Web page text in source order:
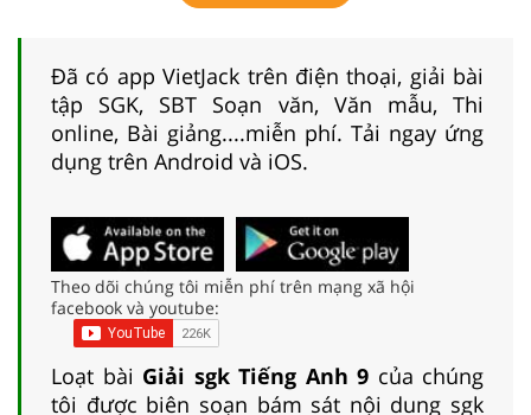
Đã có app VietJack trên điện thoại, giải bài
tập SGK, SBT Soạn văn, Văn mẫu, Thi
online, Bài giảng....miễn phí. Tải ngay ứng
dụng trên Android và iOS.
Theo dõi chúng tôi miễn phí trên mạng xã hội
facebook và youtube:
Loạt bài Giải sgk Tiếng Anh 9 của chúng
tôi được biên soạn bám sát nội dung sgk